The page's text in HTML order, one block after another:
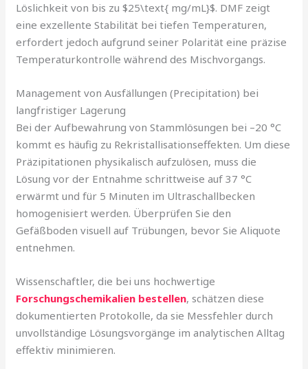
Löslichkeit von bis zu $25\text{ mg/mL}$. DMF zeigt
eine exzellente Stabilität bei tiefen Temperaturen,
erfordert jedoch aufgrund seiner Polarität eine präzise
Temperaturkontrolle während des Mischvorgangs.
Management von Ausfällungen (Precipitation) bei
langfristiger Lagerung
Bei der Aufbewahrung von Stammlösungen bei –20 °C
kommt es häufig zu Rekristallisationseffekten. Um diese
Präzipitationen physikalisch aufzulösen, muss die
Lösung vor der Entnahme schrittweise auf 37 °C
erwärmt und für 5 Minuten im Ultraschallbecken
homogenisiert werden. Überprüfen Sie den
Gefäßboden visuell auf Trübungen, bevor Sie Aliquote
entnehmen.
Wissenschaftler, die bei uns hochwertige
Forschungschemikalien bestellen, schätzen diese
dokumentierten Protokolle, da sie Messfehler durch
unvollständige Lösungsvorgänge im analytischen Alltag
effektiv minimieren.